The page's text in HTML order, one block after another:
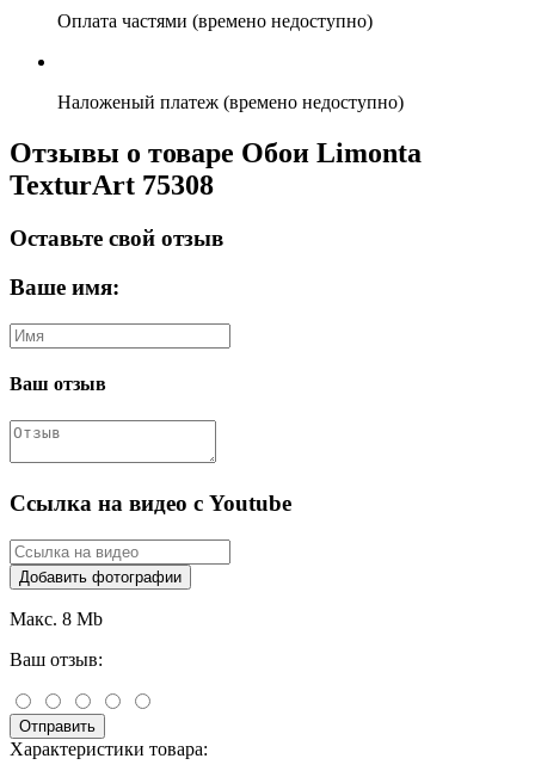
Оплата частями (времено недоступно)
Наложеный платеж (времено недоступно)
Отзывы о товаре Обои Limonta
TexturArt 75308
Оставьте свой отзыв
Ваше имя:
Ваш отзыв
Ссылка на видео с Youtube
Добавить фотографии
Макс. 8 Mb
Ваш отзыв:
Отправить
Характеристики товара: